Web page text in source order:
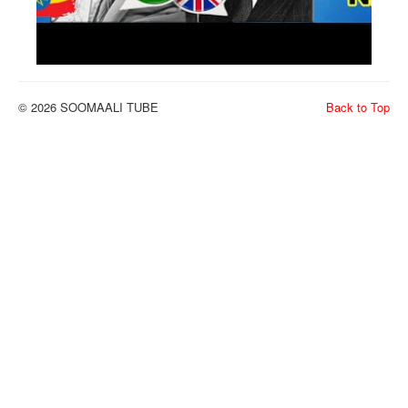
Back to Top
© 2026 SOOMAALI TUBE